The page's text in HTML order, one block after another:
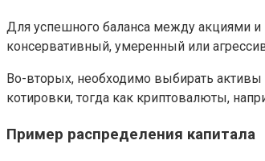
Для успешного баланса между акциями
консервативный, умеренный или
Во-вторых, необходимо выбирать
котировки, тогда как криптовалюты,
Пример распределения капитала